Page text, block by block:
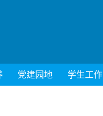
党建园地 学生工作